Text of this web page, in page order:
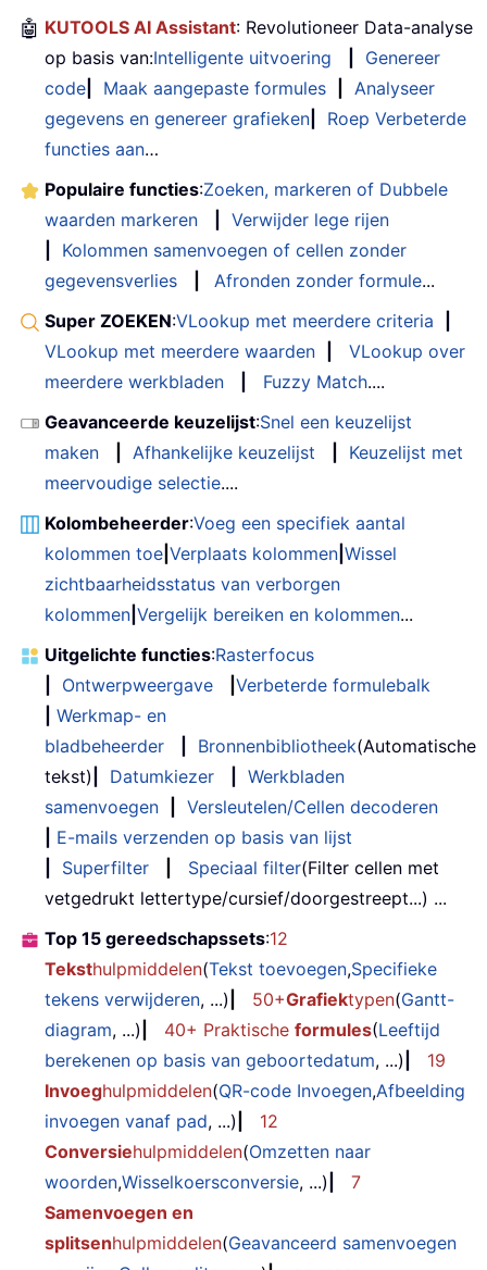
🤖 KUTOOLS AI Assistant: Revolutioneer Data-analyse
op basis van:Intelligente uitvoering
Genereer
code
Maak aangepaste formules
Analyseer
gegevens en genereer grafieken
Roep Verbeterde
functies aan…
Populaire functies:Zoeken, markeren of Dubbele
waarden markeren
Verwijder lege rijen
Kolommen samenvoegen of cellen zonder
gegevensverlies
Afronden zonder formule...
Super ZOEKEN:VLookup met meerdere criteria
VLookup met meerdere waarden
VLookup over
meerdere werkbladen
Fuzzy Match....
Geavanceerde keuzelijst:Snel een keuzelijst
maken
Afhankelijke keuzelijst
Keuzelijst met
meervoudige selectie....
Kolombeheerder:Voeg een specifiek aantal
kolommen toe Verplaats kolommen Wissel
zichtbaarheidsstatus van verborgen
kolommen Vergelijk bereiken en kolommen...
Uitgelichte functies:Rasterfocus
Ontwerpweergave
Verbeterde formulebalk
Werkmap- en
bladbeheerder
Bronnenbibliotheek(Automatische
tekst)
Datumkiezer
Werkbladen
samenvoegen
Versleutelen/Cellen decoderen
E-mails verzenden op basis van lijst
Superfilter Speciaal filter(Filter cellen met
vetgedrukt lettertype/cursief/doorgestreept...) ...
Top 15 gereedschapssets:12
Teksthulpmiddelen(Tekst toevoegen,Specifieke
tekens verwijderen, ...) 50+Grafiektypen(Gantt-
diagram, ...) 40+ Praktische formules(Leeftijd
berekenen op basis van geboortedatum, ...)
19
Invoeghulpmiddelen(QR-code Invoegen,Afbeelding
invoegen vanaf pad, ...)
12
Conversiehulpmiddelen(Omzetten naar
woorden,Wisselkoersconversie, ...)
7
Samenvoegen en
splitsenhulpmiddelen(Geavanceerd samenvoegen